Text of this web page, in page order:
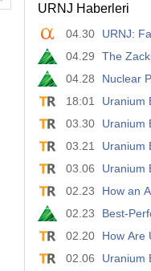
URNJ Haberleri
04.30
URNJ:
04.29
The
04.28
Nuclear
18:01
Uranium
03.30
Uranium
03.21
Uranium
03.06
Uranium
02.23
How an
02.23
Best-
02.20
How Are
02.06
Uranium